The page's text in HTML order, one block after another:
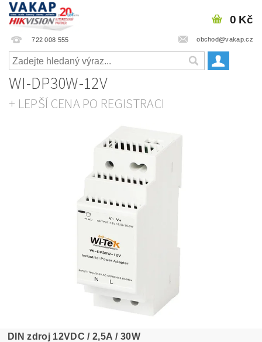
722 008 555 obchod@vakap.cz
0 Kč
WI-DP30W-12V
+ LEPŠÍ CENA PO REGISTRACI
DIN zdroj 12VDC / 2,5A / 30W